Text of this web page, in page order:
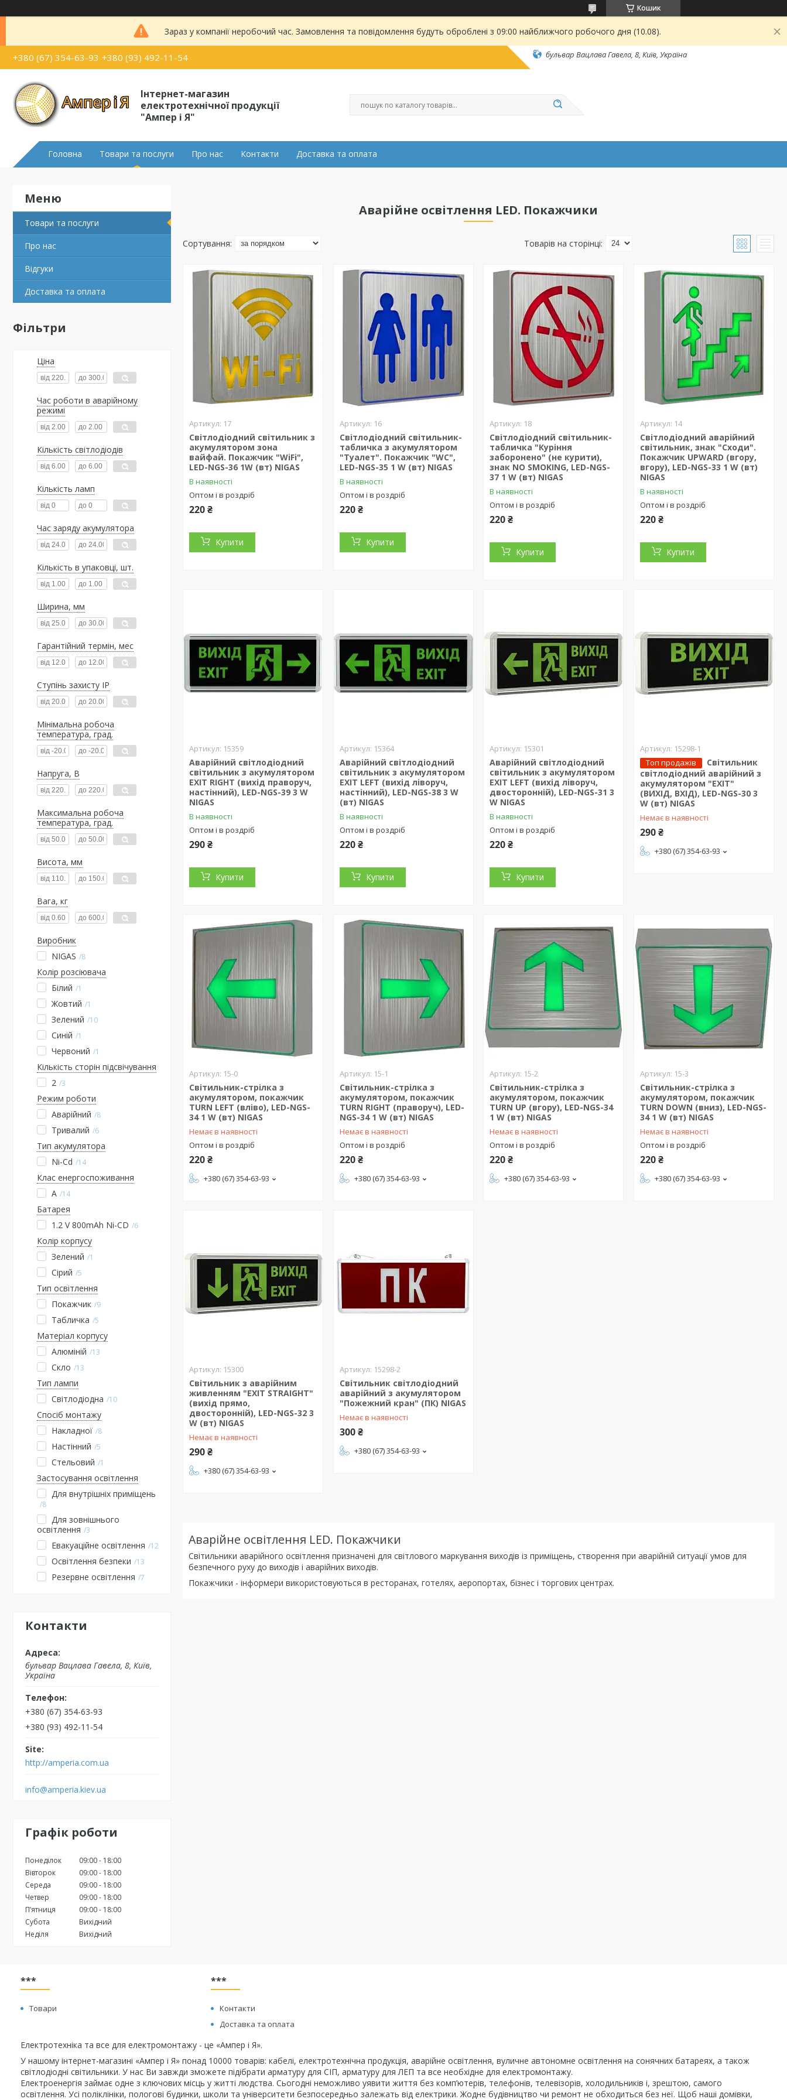
Кошик
Зараз у компанії неробочий час. Замовлення та повідомлення будуть оброблені з 09:00 найближчого робочого дня (10.08).
+380 (67) 354-63-93 +380 (93) 492-11-54 бульвар Вацлава Гавела, 8, Київ, Україна
Інтернет-магазин
електротехнічної продукції
"Ампер і Я"
Головна Товари та послуги Про нас Контакти Доставка та оплата
Товари та послуги
Про нас
Відгуки
Доставка та оплата
Фільтри
Ціна
Час роботи в аварійному
режимі
Кількість світлодіодів
Кількість ламп
Час заряду акумулятора
Кількість в упаковці, шт.
Ширина, мм
Гарантійний термін, мес
Ступінь захисту IP
Мінімальна робоча
температура, град.
Напруга, В
Максимальна робоча
температура, град.
Висота, мм
Вага, кг
Виробник
NIGAS
8
Колір розсіювача
Білий
1
Жовтий 1
Зелений 10
Синій 1
Червоний 1
Кількість сторін підсвічування
2 3
Режим роботи
Аварійний
8
Тривалий 6
Тип акумулятора
Ni-Cd
14
Клас енергоспоживання
A 14
Батарея
1.2 V 800mAh Ni-CD
6
Колір корпусу
Зелений
1
Сірий 5
Тип освітлення
Покажчик 9
Табличка 5
Матеріал корпусу
Алюміній
13
Скло 13
Тип лампи
Світлодіодна
10
Спосіб монтажу
Накладної 8
Настінний 5
Стельовий 1
Застосування освітлення
Для внутрішніх приміщень
8
Для зовнішнього
освітлення 3
Евакуаційне освітлення 12
Освітлення безпеки 13
Резервне освітлення 7
Контакти
бульвар Вацлава Гавела, 8, Київ,
Україна
+380 (67) 354-63-93
+380 (93) 492-11-54
http://amperia.com.ua
info@amperia.kiev.ua
Графік роботи
Понеділок 09:00
18:00
Вівторок
09:00
18:00
Середа
09:00
18:00
Четвер
09:00
18:00
Пʼятниця
09:00
18:00
Субота
Вихідний
Неділя
Вихідний
Аварійне освітлення LED. Покажчики
17
Світлодіодний світильник з
акумулятором зона
вайфай. Покажчик "WiFi",
LED-NGS-36 1W (вт) NIGAS
В наявності
Оптом і в роздріб
220 ₴
Купити
16
Світлодіодний світильник-
табличка з акумулятором
"Туалет". Покажчик "WC",
LED-NGS-35 1 W (вт) NIGAS
В наявності
Оптом і в роздріб
220 ₴
Купити
18
Світлодіодний світильник-
табличка "Куріння
заборонено" (не курити),
знак NO SMOKING, LED-NGS-
37 1 W (вт) NIGAS
В наявності
Оптом і в роздріб
220 ₴
Купити
14
Світлодіодний аварійний
світильник, знак "Сходи".
Покажчик UPWARD (вгору,
вгору), LED-NGS-33 1 W (вт)
NIGAS
В наявності
Оптом і в роздріб
220 ₴
Купити
15359
Аварійний світлодіодний
світильник з акумулятором
EXIT RIGHT (вихід праворуч,
настінний), LED-NGS-39 3 W
NIGAS
В наявності
Оптом і в роздріб
290 ₴
Купити
15364
Аварійний світлодіодний
світильник з акумулятором
EXIT LEFT (вихід ліворуч,
настінний), LED-NGS-38 3 W
(вт) NIGAS
В наявності
Оптом і в роздріб
220 ₴
Купити
15301
Аварійний світлодіодний
світильник з акумулятором
EXIT LEFT (вихід ліворуч,
двосторонній), LED-NGS-31 3
W NIGAS
В наявності
Оптом і в роздріб
220 ₴
Купити
15298-1
Топ продажів
Світильник
світлодіодний аварійний з
акумулятором "EXIT"
(ВИХІД, ВХІД), LED-NGS-30 3
W (вт) NIGAS
Немає в наявності
290 ₴
+380 (67) 354-63-93
15-0
Світильник-стрілка з
акумулятором, покажчик
TURN LEFT (вліво), LED-NGS-
34 1 W (вт) NIGAS
Немає в наявності
Оптом і в роздріб
220 ₴
+380 (67) 354-63-93
15-1
Світильник-стрілка з
акумулятором, покажчик
TURN RIGHT (праворуч), LED-
NGS-34 1 W (вт) NIGAS
Немає в наявності
Оптом і в роздріб
220 ₴
+380 (67) 354-63-93
15-2
Світильник-стрілка з
акумулятором, покажчик
TURN UP (вгору), LED-NGS-34
1 W (вт) NIGAS
Немає в наявності
Оптом і в роздріб
220 ₴
+380 (67) 354-63-93
15-3
Світильник-стрілка з
акумулятором, покажчик
TURN DOWN (вниз), LED-NGS-
34 1 W (вт) NIGAS
Немає в наявності
Оптом і в роздріб
220 ₴
+380 (67) 354-63-93
15300
Світильник з аварійним
живленням "EXIT STRAIGHT"
(вихід прямо,
двосторонній), LED-NGS-32 3
W (вт) NIGAS
Немає в наявності
290 ₴
+380 (67) 354-63-93
15298-2
Світильник світлодіодний
аварійний з акумулятором
"Пожежний кран" (ПК) NIGAS
Немає в наявності
300 ₴
+380 (67) 354-63-93
Аварійне освітлення LED. Покажчики
Світильники аварійного освітлення призначені для світлового маркування виходів із приміщень, створення при аварійній ситуації умов для
безпечного руху до виходів і аварійних виходів.
Покажчики - інформери використовуються в ресторанах, готелях, аеропортах, бізнес і торгових центрах.
***
Товари
***
Контакти
Доставка та оплата
Електротехніка та все для електромонтажу - це «Ампер і Я».
У нашому інтернет-магазині «Ампер і Я» понад 10000 товарів: кабелі, електротехнічна продукція, аварійне освітлення, вуличне автономне освітлення на сонячних батареях, а також
світлодіодні світильники. У нас Ви завжди зможете підібрати арматуру для СІП, арматуру для ЛЕП та все необхідне для електромонтажу.
Електроенергія займає одне з ключових місць у житті людства. Сьогодні неможливо уявити життя без комп’ютерів, телефонів, телевізорів, холодильників і, зрештою, самого
освітлення. Усі поліклініки, пологові будинки, школи та університети безпосередньо залежать від електрики. Жодне будівництво чи ремонт не обходиться без неї. Щоб наші домівки,